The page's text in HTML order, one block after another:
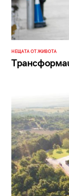
НЕЩАТА ОТ ЖИВОТА